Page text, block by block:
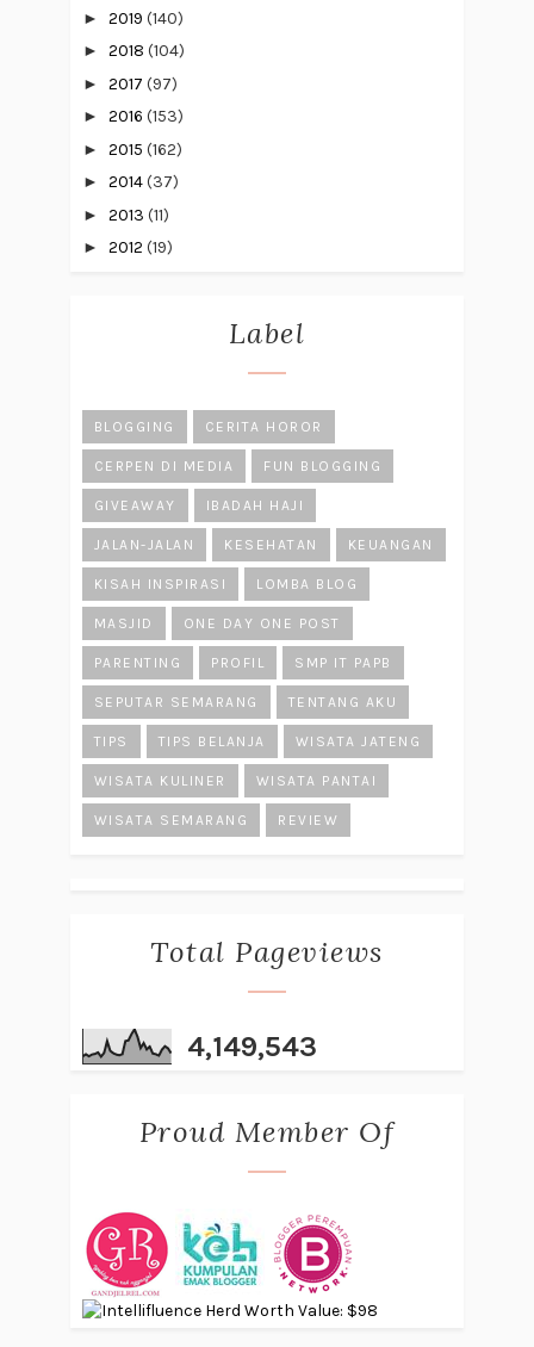
► 2019 (140)
► 2018 (104)
► 2017 (97)
► 2016 (153)
► 2015 (162)
► 2014(37)
► 2013 (11)
► 2012 (19)
Label
BLOGGING CERITA HOROR
CERPEN DI MEDIA FUN BLOGGING
GIVEAWAY IBADAH HAJI
JALAN-JALAN KESEHATAN KEUANGAN
KISAH INSPIRASI LOMBA BLOG
MASJID ONE DAY ONE POST
PARENTING PROFIL SMP IT PAPB
SEPUTAR SEMARANG TENTANG AKU
TIPS TIPS BELANJA WISATA JATENG
WISATA KULINER WISATA PANTAI
WISATA SEMARANG REVIEW
Total Pageviews
4,149,543
Proud Member Of